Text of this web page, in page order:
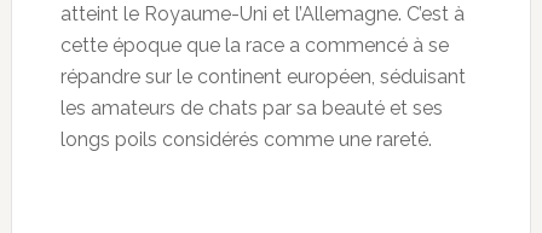
atteint le Royaume-Uni et l’Allemagne. C’est à
cette époque que la race a commencé à se
répandre sur le continent européen, séduisant
les amateurs de chats par sa beauté et ses
longs poils considérés comme une rareté.